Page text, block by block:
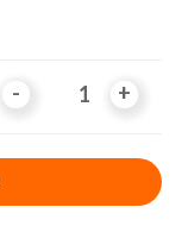
- +
- +